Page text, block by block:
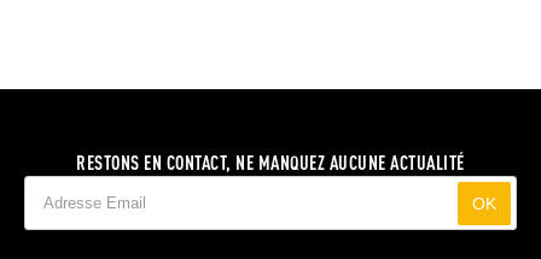
RESTONS EN CONTACT, NE MANQUEZ AUCUNE ACTUALITÉ
OK